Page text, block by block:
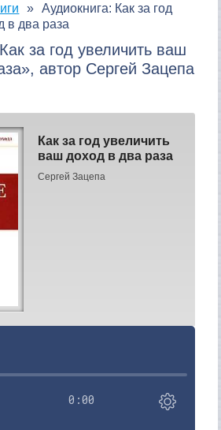
Аудиокнига: Как за год
в два раза
за год увеличить ваш
автор Сергей Зацепа
Как за год увеличить
ваш доход в два раза
Сергей Зацепа
0:00